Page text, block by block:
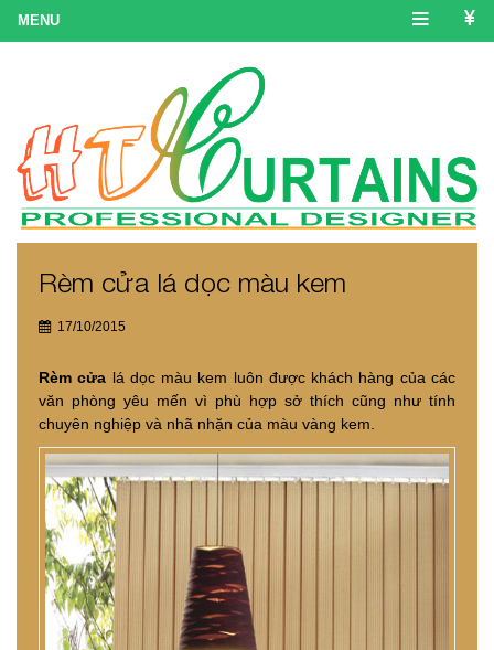
Rèm cửa lá dọc màu kem
17/10/2015
Rèm cửa lá dọc màu kem luôn được khách hàng của các
văn phòng yêu mến vì phù hợp sở thích cũng như tính
chuyên nghiệp và nhã nhặn của màu vàng kem.